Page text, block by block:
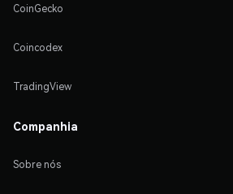
CoinGecko
Coincodex
TradingView
Companhia
Sobre nós